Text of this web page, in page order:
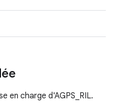
en charge d'AGPS_RIL.